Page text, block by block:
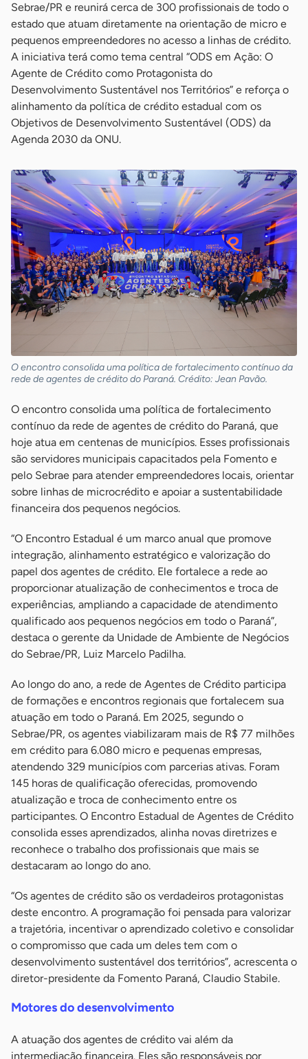
Sebrae/PR e reunirá cerca de 300 profissionais de todo o
estado que atuam diretamente na orientação de micro e
pequenos empreendedores no acesso a linhas de crédito.
A iniciativa terá como tema central “ODS em Ação: O
Agente de Crédito como Protagonista do
Desenvolvimento Sustentável nos Territórios” e reforça o
alinhamento da política de crédito estadual com os
Objetivos de Desenvolvimento Sustentável (ODS) da
Agenda 2030 da ONU.
O encontro consolida uma política de fortalecimento contínuo da
rede de agentes de crédito do Paraná. Crédito: Jean Pavão.
O encontro consolida uma política de fortalecimento
contínuo da rede de agentes de crédito do Paraná, que
hoje atua em centenas de municípios. Esses profissionais
são servidores municipais capacitados pela Fomento e
pelo Sebrae para atender empreendedores locais, orientar
sobre linhas de microcrédito e apoiar a sustentabilidade
financeira dos pequenos negócios.
“O Encontro Estadual é um marco anual que promove
integração, alinhamento estratégico e valorização do
papel dos agentes de crédito. Ele fortalece a rede ao
proporcionar atualização de conhecimentos e troca de
experiências, ampliando a capacidade de atendimento
qualificado aos pequenos negócios em todo o Paraná”,
destaca o gerente da Unidade de Ambiente de Negócios
do Sebrae/PR, Luiz Marcelo Padilha.
Ao longo do ano, a rede de Agentes de Crédito participa
de formações e encontros regionais que fortalecem sua
atuação em todo o Paraná. Em 2025, segundo o
Sebrae/PR, os agentes viabilizaram mais de R$ 77 milhões
em crédito para 6.080 micro e pequenas empresas,
atendendo 329 municípios com parcerias ativas. Foram
145 horas de qualificação oferecidas, promovendo
atualização e troca de conhecimento entre os
participantes. O Encontro Estadual de Agentes de Crédito
consolida esses aprendizados, alinha novas diretrizes e
reconhece o trabalho dos profissionais que mais se
destacaram ao longo do ano.
“Os agentes de crédito são os verdadeiros protagonistas
deste encontro. A programação foi pensada para valorizar
a trajetória, incentivar o aprendizado coletivo e consolidar
o compromisso que cada um deles tem com o
desenvolvimento sustentável dos territórios”, acrescenta o
diretor-presidente da Fomento Paraná, Claudio Stabile.
Motores do desenvolvimento
A atuação dos agentes de crédito vai além da
intermediação financeira. Eles são responsáveis por